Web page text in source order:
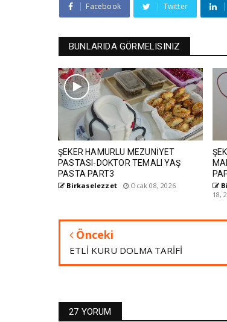
Facebook Twitter
BUNLARIDA GÖRMELISINIZ
ŞEKER HAMURLU MEZUNİYET
PASTASI-DOKTOR TEMALI YAŞ
PASTA PART3
Birkaselezzet Ocak 08, 2026
18,
Önceki
ETLİ KURU DOLMA TARİFİ
27 YORUM